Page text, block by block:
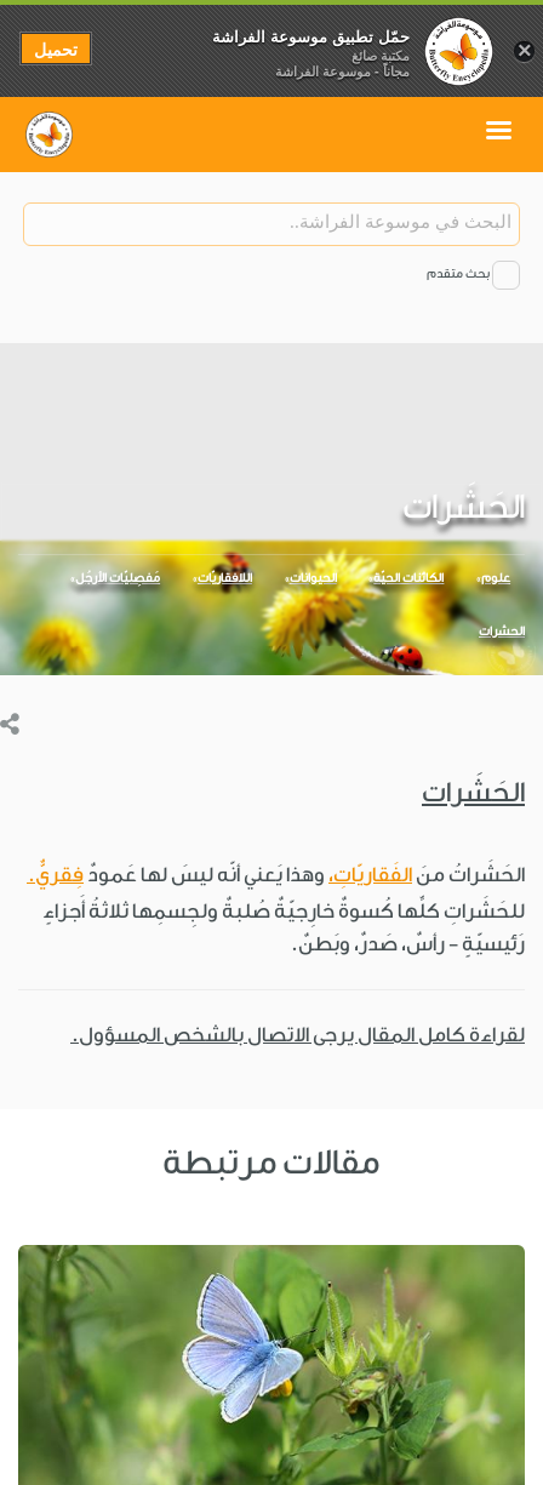
بحث متقدم
الحَشَرات
علوم الكائنات الحيّة الحيوانات اللافقاريّات مَفصِليّات الأرجُل
الحشرات
الحَشَرات
الحَشَراتُ منَ الفَقاريّاتِ، وهذا يَعني أنّه ليسَ لها عَمودٌ فِقريٌّ.
للحَشَراتِ كلِّها كُسوةٌ خارِجيّةٌ صُلبةٌ ولجِسمِها ثلاثةُ أَجزاءٍ
رَئيسيّةٍ - رأسٌ، صَدرٌ، وبَطنٌ.
لقراءة كامل المقال يرجى الاتصال بالشخص المسؤول.
مقالات مرتبطة
×
حمّل تطبيق موسوعة الفراشة
مكتبة صائغ
مجاناً - موسوعة الفراشة
تحميل